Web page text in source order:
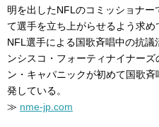
明を出したNFLのコミッショナ
て選手を立ち上がらせるよう求め
NFL選手による国歌斉唱中の抗
ンシスコ・フォーティナイナー
ン・キャパニックが初めて国歌
発している。
≫ nme-jp.com